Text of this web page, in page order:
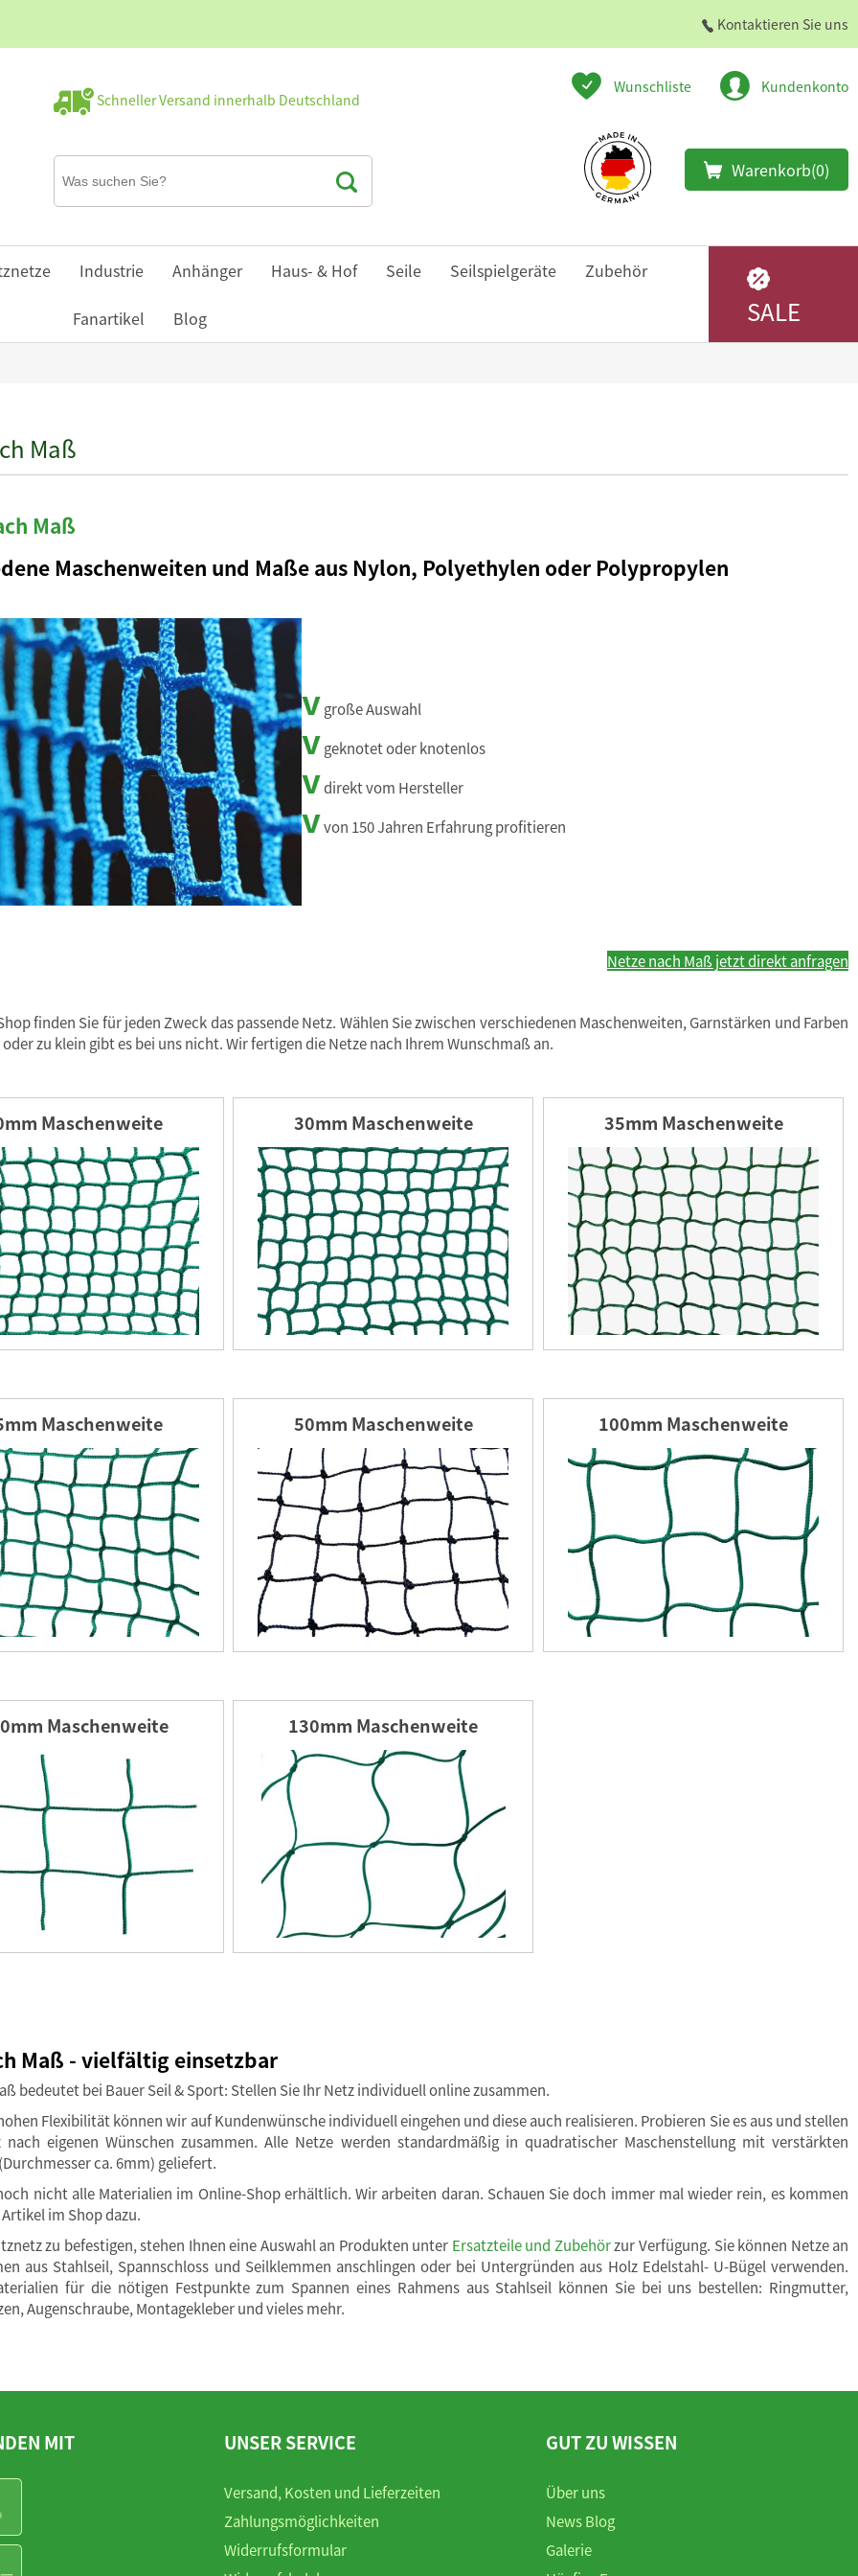
Kontaktieren Sie uns
Schneller Versand innerhalb Deutschland
Wunschliste Kundenkonto
Warenkorb(0)
Industrie Anhänger Haus- & Hof Seile Seilspielgeräte Zubehör
Fanartikel Blog SALE
Maß
Maß
Maschenweiten und Maße aus Nylon, Polyethylen oder Polypropylen
vgroße Auswahl
vgeknotet oder knotenlos
vdirekt vom Hersteller
vvon 150 Jahren Erfahrung profitieren
Netze nach Maß jetzt direkt anfragen
finden Sie für jeden Zweck das passende Netz. Wählen Sie zwischen verschiedenen Maschenweiten, Garnstärken und Farben
zu klein gibt es bei uns nicht. Wir fertigen die Netze nach Ihrem Wunschmaß an.
Maschenweite 30mm Maschenweite 35mm Maschenweite
Maschenweite 50mm Maschenweite 100mm Maschenweite
Maschenweite 130mm Maschenweite
Maß - vielfältig einsetzbar
bedeutet bei Bauer Seil & Sport: Stellen Sie Ihr Netz individuell online zusammen.
Flexibilität können wir auf Kundenwünsche individuell eingehen und diese auch realisieren. Probieren Sie es aus und stellen
eigenen Wünschen zusammen. Alle Netze werden standardmäßig in quadratischer Maschenstellung mit verstärkten
ca. 6mm) geliefert.
nicht alle Materialien im Online-Shop erhältlich. Wir arbeiten daran. Schauen Sie doch immer mal wieder rein, es kommen
im Shop dazu.
zu befestigen, stehen Ihnen eine Auswahl an Produkten unter Ersatzteile und Zubehörzur Verfügung. Sie können Netze an
aus Stahlseil, Spannschloss und Seilklemmen anschlingen oder bei Untergründen aus Holz Edelstahl- U-Bügel verwenden.
für die nötigen Festpunkte zum Spannen eines Rahmens aus Stahlseil können Sie bei uns bestellen: Ringmutter,
Augenschraube, Montagekleber und vieles mehr.
MIT UNSER SERVICE
Versand, Kosten und Lieferzeiten
Zahlungsmöglichkeiten
Widerrufsformular
GUT ZU WISSEN
Über uns
News Blog
Galerie